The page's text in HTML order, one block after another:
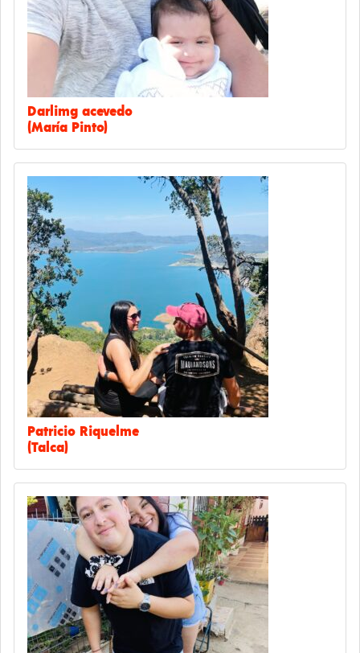
Darlimg acevedo
(María Pinto)
Patricio Riquelme
(Talca)